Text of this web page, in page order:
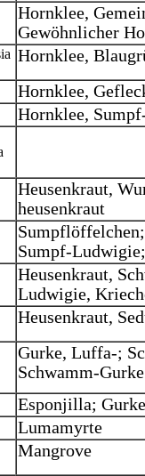
Hornklee,
Gewöhnlicher
Hornklee,
Hornklee,
Hornklee,
Heusenkraut,
heusenkraut
Sumpf-
Heusenkraut,
Ludwigie,
Heusenkraut,
Gurke, Luffa-;
Schwamm-
Esponjilla;
Lumamyrte
Mangrove